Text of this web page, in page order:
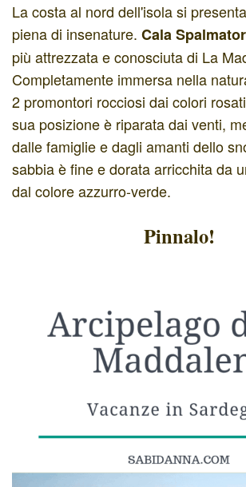
La costa al nord dell'isola si
piena di insenature. Cala
più attrezzata e conosciuta di La
Completamente immersa nella
2 promontori rocciosi dai colori
sua posizione è riparata dai venti,
dalle famiglie e dagli amanti dello
sabbia è fine e dorata arricchita da
dal colore azzurro-verde.
Pinnalo!